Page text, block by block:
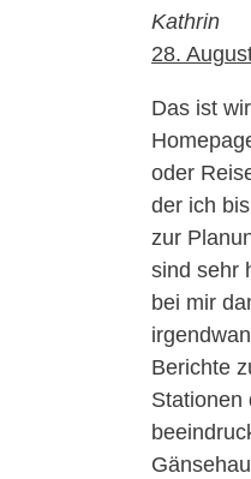
Kathrin
28.
Das ist
oder
der ich
zur
sind sehr
bei mir
Berichte
Stationen